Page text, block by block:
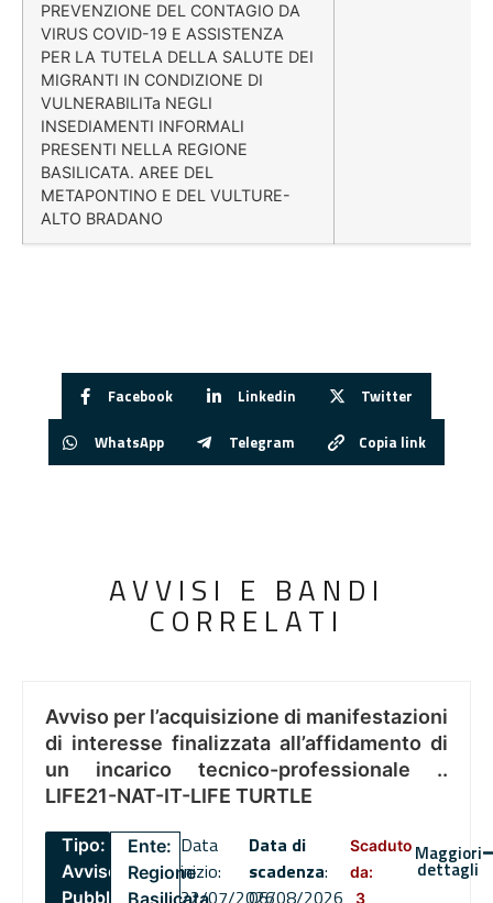
PREVENZIONE DEL CONTAGIO DA
VIRUS COVID-19 E ASSISTENZA
PER LA TUTELA DELLA SALUTE DEI
MIGRANTI IN CONDIZIONE DI
VULNERABILITa NEGLI
INSEDIAMENTI INFORMALI
PRESENTI NELLA REGIONE
BASILICATA. AREE DEL
METAPONTINO E DEL VULTURE-
ALTO BRADANO
Facebook Linkedin Twitter
WhatsApp Telegram Copia link
AVVISI E BANDI
CORRELATI
Avviso per l’acquisizione di manifestazioni
di interesse finalizzata all’affidamento di
un incarico tecnico-professionale ..
LIFE21-NAT-IT-LIFE TURTLE
Tipo:
Avviso
Pubblico
Ente:
Regione
Data
inizio:
Data di
scadenza:
Scaduto
da:
3
Maggiori
dettagli